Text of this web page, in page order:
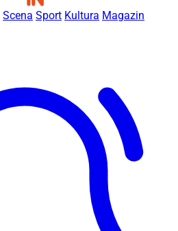
Scena Sport Kultura Magazin